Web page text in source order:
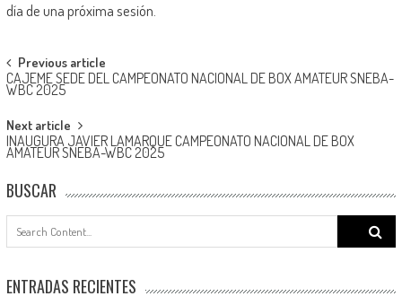
día de una próxima sesión.
Post
navigation
Previous article
CAJEME SEDE DEL CAMPEONATO NACIONAL DE BOX AMATEUR SNEBA-
WBC 2025
Next article
INAUGURA JAVIER LAMARQUE CAMPEONATO NACIONAL DE BOX
AMATEUR SNEBA-WBC 2025
BUSCAR
Search
for:
ENTRADAS RECIENTES